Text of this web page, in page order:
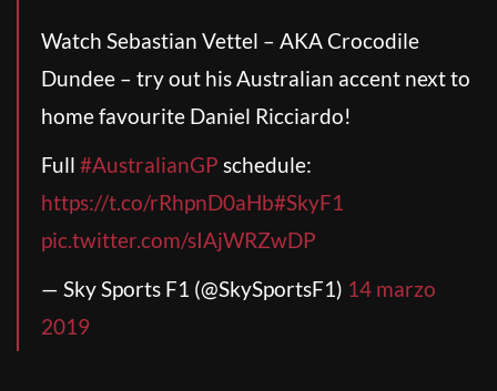
Watch Sebastian Vettel – AKA Crocodile
Dundee – try out his Australian accent next to
home favourite Daniel Ricciardo!
Full #AustralianGP schedule:
https://t.co/rRhpnD0aHb#SkyF1
pic.twitter.com/sIAjWRZwDP
— Sky Sports F1 (@SkySportsF1) 14 marzo
2019